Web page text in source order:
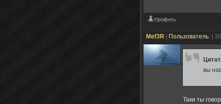
Mef3R Пользователь |
вы
Таки ты